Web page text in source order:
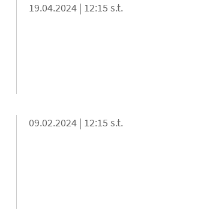
19.04.2024 | 12:15 s.t.
09.02.2024 | 12:15 s.t.